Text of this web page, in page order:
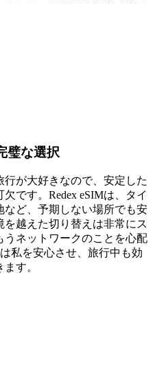
璧な選択
が大好きなので、安定した
です。Redex eSIMは、タイ
ど、予期しない場所でも安
越えた切り替えは非常にス
うネットワークのことを心配
私を安心させ、旅行中も効
す。